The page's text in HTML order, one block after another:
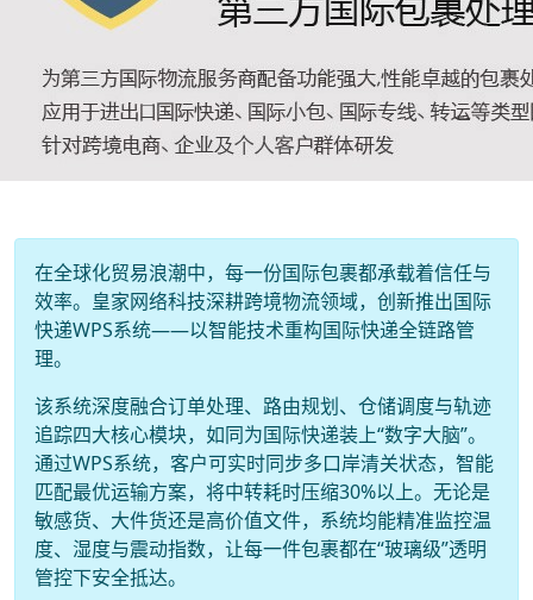
在全球化贸易浪潮中，每一份国际包裹都承载着信任与
效率。皇家网络科技深耕跨境物流领域，创新推出国际
快递WPS系统——以智能技术重构国际快递全链路管
理。
该系统深度融合订单处理、路由规划、仓储调度与轨迹
追踪四大核心模块，如同为国际快递装上“数字大脑”。
通过WPS系统，客户可实时同步多口岸清关状态，智能
匹配最优运输方案，将中转耗时压缩30%以上。无论是
敏感货、大件货还是高价值文件，系统均能精准监控温
度、湿度与震动指数，让每一件包裹都在“玻璃级”透明
管控下安全抵达。